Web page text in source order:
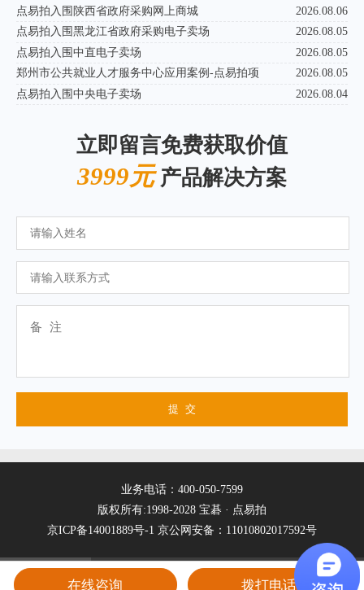
点易拍入围陕西省政府采购网上商城
2026.08.06
点易拍入围黑龙江省政府采购电子卖场
2026.08.05
点易拍入围中直电子卖场
2026.08.05
郑州市公共就业人才服务中心应用案例-点易拍项
2026.08.05
点易拍入围中央电子卖场
2026.08.04
立即留言免费获取价值
3999元产品解决方案
业务电话：400-050-7599
版权所有:1998-2028 宝碁 · 点易拍
京ICP备14001889号-1 京公网安备：11010802017592号
在线咨询 拨打电话